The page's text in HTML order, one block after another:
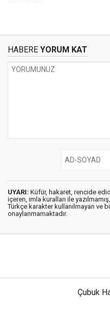
HABERE YORUM KAT
UYARI: Küfür, hakaret, rencide
içeren, imla kuralları ile yazılmamış,
Türkçe karakter kullanılmayan ve
onaylanmamaktadır.
Çubuk